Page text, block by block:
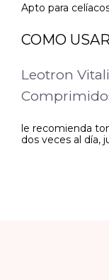
Apto para
COMO
Leotron
le recomienda
dos veces al día,